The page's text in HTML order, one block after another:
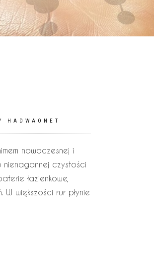
HADWAONET
nowoczesnej i
nienagannej czystości
łazienkowe,
większości rur płynie